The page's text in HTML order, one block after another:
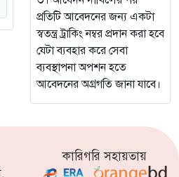
প্রতিটি আবেদনের জন্য একটা
স্বতন্ত্র ট্রাকিং নম্বর প্রদান করা হবে
যেটা ব্যবহার করে সেবা
ব্যবস্থাপনা অপশন হতে
আবেদনের অগ্রগতি জানা যাবে।
কারিগরি সহায়তায়